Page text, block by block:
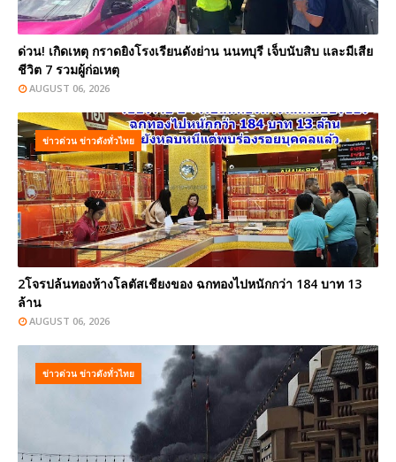
ด่วน! เกิดเหตุ กราดยิงโรงเรียนดังย่าน นนทบุรี เจ็บนับสิบ และมีเสีย
ชีวิต 7 รวมผู้ก่อเหตุ
AUGUST 06, 2026
ข่าวด่วน ข่าวดังทั่วไทย
2โจรปล้นทองห้างโลตัสเชียงของ ฉกทองไปหนักกว่า 184 บาท 13
ล้าน
AUGUST 06, 2026
ข่าวด่วน ข่าวดังทั่วไทย